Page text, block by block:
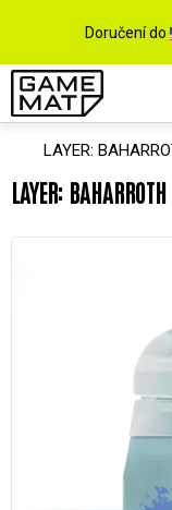
Doručení do
LAYER:
LAYER: